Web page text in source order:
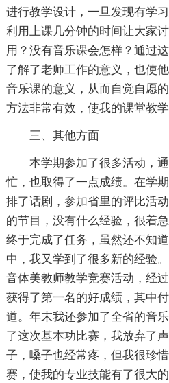
进行教学设计，一旦发现有学
利用上课几分钟的时间让大家
用？没有音乐课会怎样？通过
了解了老师工作的意义，也使
音乐课的意义，从而自觉自愿
方法非常有效，使我的课堂教
三、其他方面
本学期参加了很多活动，
忙，也取得了一点成绩。在学
排了话剧，参加省里的评比活
的节目，没有什么经验，很着
终于完成了任务，虽然还不知
中，我又学到了很多新的经验
音体美教师教学竞赛活动，经
获得了第一名的好成绩，其中
道。年末我还参加了全省的音
了这次基本功比赛，我放弃了
子，嗓子也经常疼，但我很珍
赛，使我的专业技能有了很大